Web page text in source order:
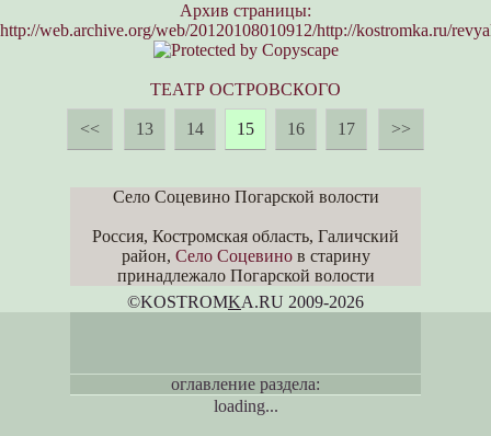
Архив страницы:
http://web.archive.org/web/20120108010912/http://kostromka.ru/
ТЕАТР ОСТРОВСКОГО
<< 13 14 15 16 17 >>
Село Соцевино Погарской волости
Россия, Костромская область, Галичский
район, Село Соцевинов старину
принадлежало Погарской волости
©KOSTROMKA.RU 2009-2026
оглавление раздела:
loading...